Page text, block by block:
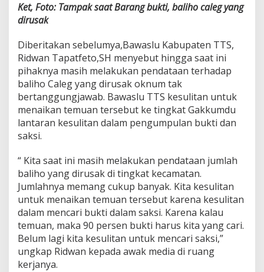
Ket, Foto: Tampak saat Barang bukti, baliho caleg yang
dirusak
Diberitakan sebelumya,Bawaslu Kabupaten TTS,
Ridwan Tapatfeto,SH menyebut hingga saat ini
pihaknya masih melakukan pendataan terhadap
baliho Caleg yang dirusak oknum tak
bertanggungjawab. Bawaslu TTS kesulitan untuk
menaikan temuan tersebut ke tingkat Gakkumdu
lantaran kesulitan dalam pengumpulan bukti dan
saksi.
“ Kita saat ini masih melakukan pendataan jumlah
baliho yang dirusak di tingkat kecamatan.
Jumlahnya memang cukup banyak. Kita kesulitan
untuk menaikan temuan tersebut karena kesulitan
dalam mencari bukti dalam saksi. Karena kalau
temuan, maka 90 persen bukti harus kita yang cari.
Belum lagi kita kesulitan untuk mencari saksi,”
ungkap Ridwan kepada awak media di ruang
kerjanya.